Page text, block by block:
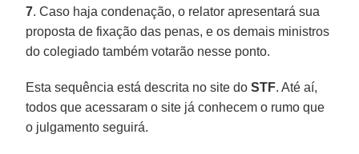
7. Caso haja condenação, o relator apresentará sua
proposta de fixação das penas, e os demais ministros
do colegiado também votarão nesse ponto.
Esta sequência está descrita no site doSTF. Até aí,
todos que acessaram o site já conhecem o rumo que
o julgamento seguirá.